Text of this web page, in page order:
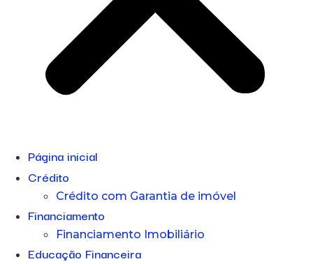
Página inicial
Crédito
Crédito com Garantia de imóvel
Financiamento
Financiamento Imobiliário
Educação Financeira